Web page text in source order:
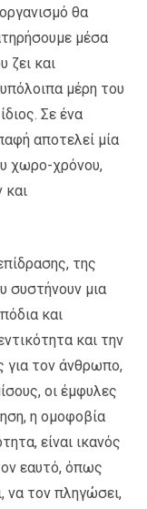
θα
μέσα
ζει και
μέρη του
Σε ένα
αποτελεί μία
χωρο-χρόνου,
και
της
συστήνουν μια
και
και την
για τον άνθρωπο,
οι έμφυλες
η ομοφοβία
είναι ικανός
εαυτό, όπως
να τον πληγώσει,